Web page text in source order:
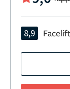
8,9 Facelift